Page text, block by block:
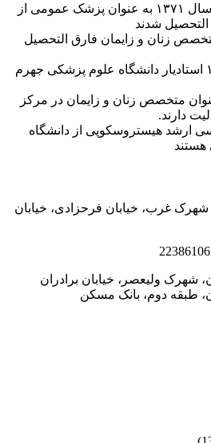
خانم دکتر زهرا زارعیان در سال ۱۳۷۱ به عنوان پزشک عمومی از
شدند
عنوان متخصص زنان و زایمان فارق التحصیل
ایشان از سال ۱۳۷۶ تا ۱۳۸۴ استادیار دانشگاه علوم پزشکی جهرم
به عنوان متخصص زنان و زایمان در مرکز
ارشد هیستروسکوپی از دانشگاه
هستند
شهرک غرب، خیابان فرحزادی، خیابان
شهرک ولیعصر، خیابان برادران
طبقه دوم، بانک مسکن